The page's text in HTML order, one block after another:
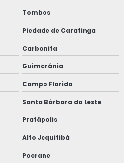
Tombos
Piedade de Caratinga
Carbonita
Guimarânia
Campo Florido
Santa Bárbara do Leste
Pratápolis
Alto Jequitibá
Pocrane